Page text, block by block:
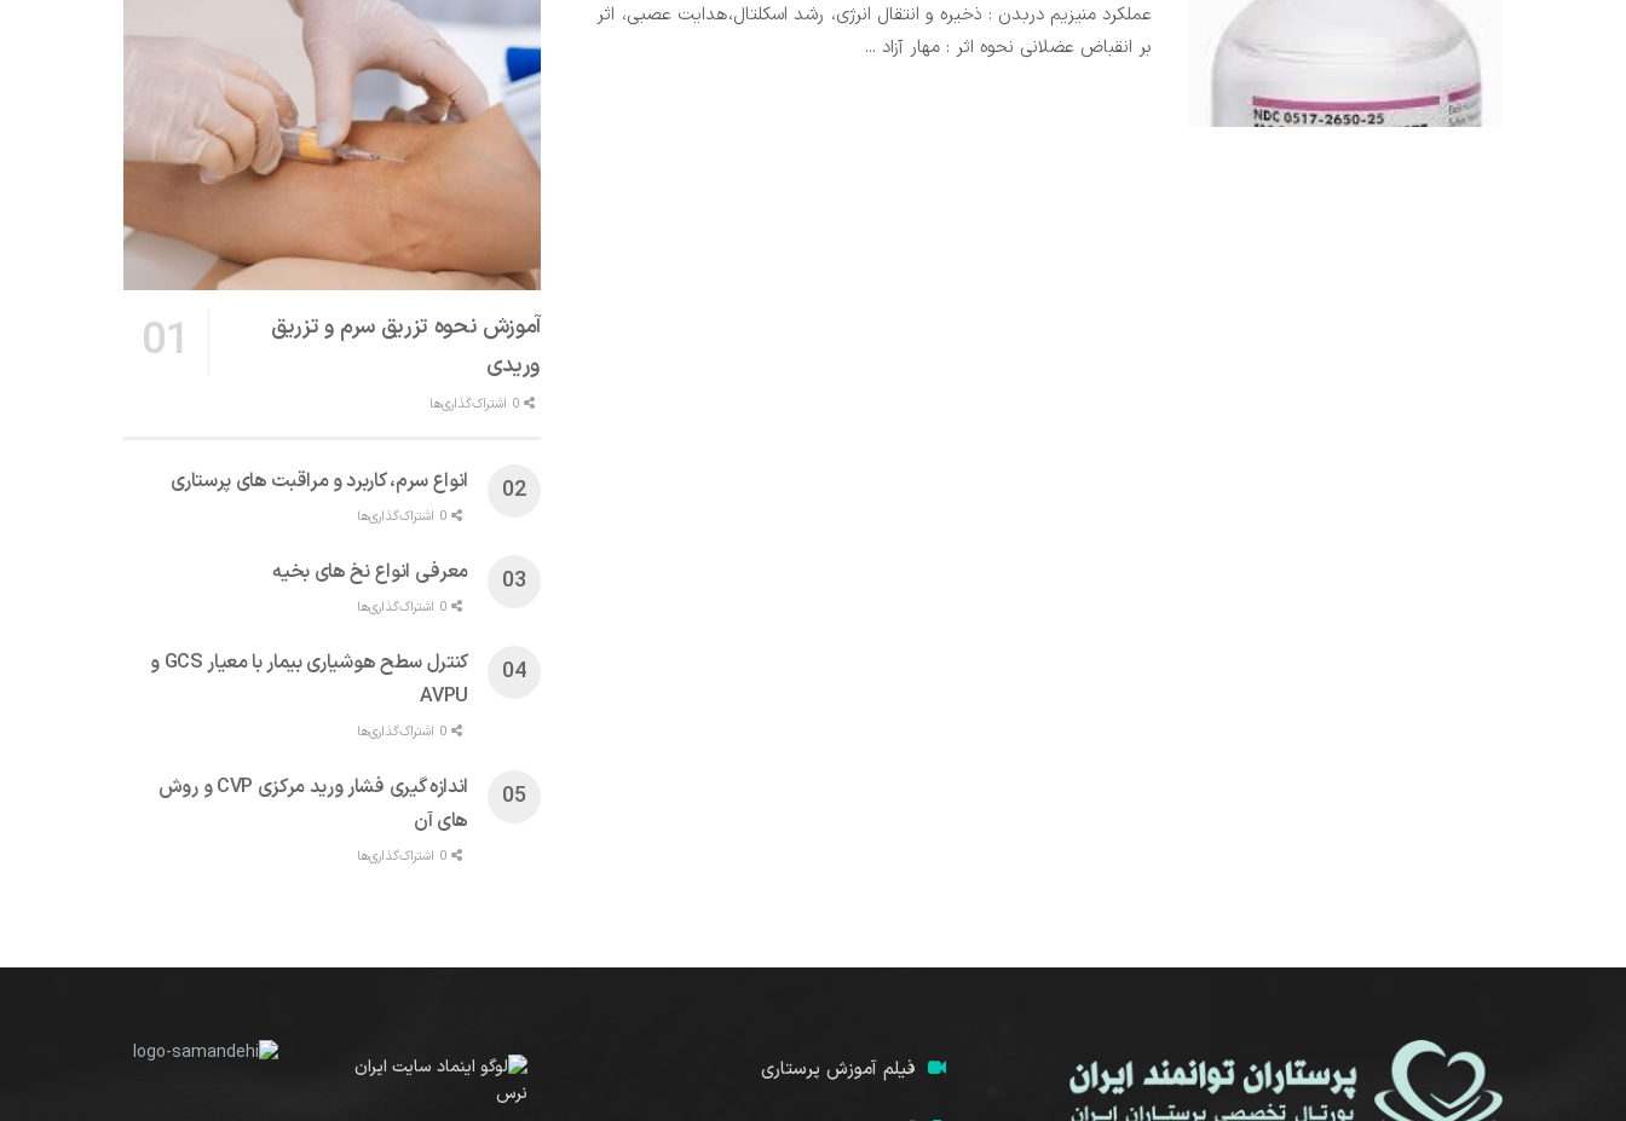
عملکرد منیزیم دربدن : ذخیره و انتقال انرژی، رشد اسکلتال، هدایت عصبی، اثر
بر انقباض عضلانی نحوه اثر : مهار آزاد ...
آموزش نحوه تزریق سرم و تزریق
وریدی
انواع سرم، کاربرد و مراقبت‌ های پرستاری
معرفی انواع نخ های بخیه
کنترل سطح هوشیاری بیمار با معیار GCS و
AVPU
اندازه گیری فشار ورید مرکزی CVP و روش
های آن
فیلم آموزش پرستاری